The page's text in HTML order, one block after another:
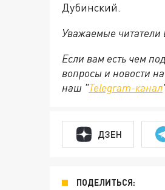
Дубинский.
Уважаемые читатели
Если вам есть чем
вопросы и новости
наш "Telegram-канал
ДЗЕН
ПОДЕЛИТЬСЯ: